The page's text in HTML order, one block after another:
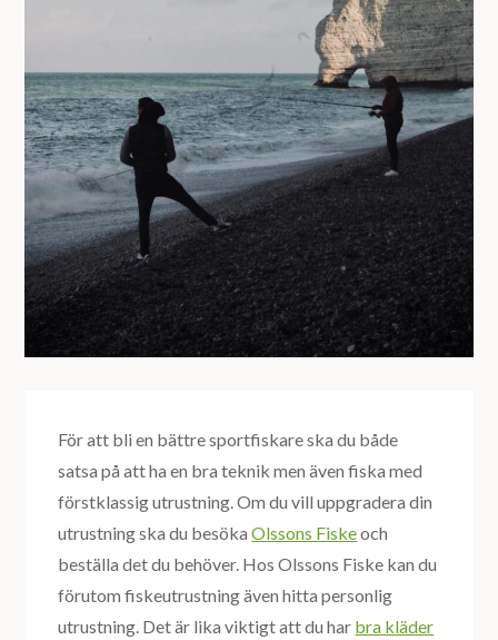
För att bli en bättre sportfiskare ska du både
satsa på att ha en bra teknik men även fiska med
förstklassig utrustning. Om du vill uppgradera din
utrustning ska du besökaOlssons Fiskeoch
beställa det du behöver. Hos Olssons Fiske kan du
förutom fiskeutrustning även hitta personlig
utrustning. Det är lika viktigt att du har bra kläder